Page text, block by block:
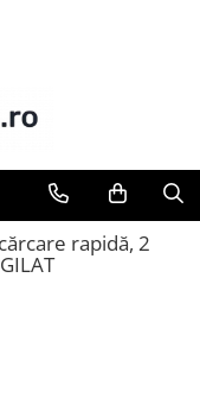
rapidă, 2